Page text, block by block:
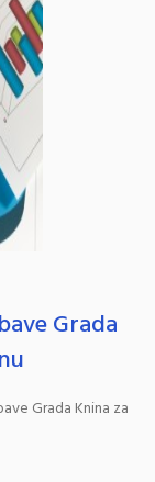
Grada
Grada Knina za